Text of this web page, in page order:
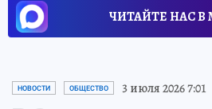
ЧИТАЙТЕ НАС В
НОВОСТИ ОБЩЕСТВО 3 июля 2026 7:01